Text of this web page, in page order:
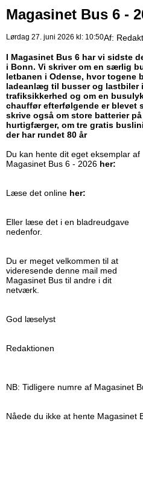
Magasinet Bus 6 -
Lørdag 27. juni 2026 kl: 10:50Af:
I Magasinet Bus 6 har vi sidste
i Bonn. Vi skriver om en særlig
letbanen i Odense, hvor togene
ladeanlæg til busser og lastbiler
trafiksikkerhed og om en
chauffør efterfølgende er blevet
skrive også om store batterier
hurtigfærger, om tre gratis
der har rundet 80 år
Du kan hente dit eget eksemplar af
Magasinet Bus 6 - 2026 her:
Læse det online her:
Eller læse det i en bladreudgave
nedenfor.
Du er meget velkommen til at
videresende denne mail med
Magasinet Bus til andre i dit
netværk.
God læselyst
Redaktionen
NB: Tidligere numre af Magasinet
Nåede du ikke at hente Magasinet